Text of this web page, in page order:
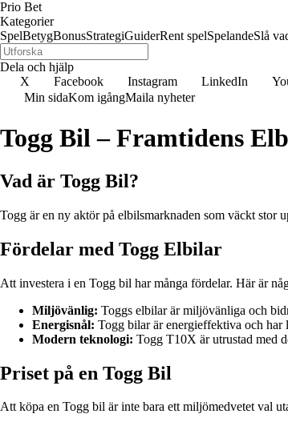
Prio Bet
Kategorier
SpelBetygBonusStrategiGuiderRent spelSpelandeSlå
Dela och hjälp
X
Facebook Instagram LinkedIn
Min sidaKom igångMaila nyheter
Togg Bil – Framtidens
Vad är Togg Bil?
Togg är en ny aktör på elbilsmarknaden som väckt stor
Fördelar med Togg Elbilar
Att investera i en Togg bil har många fördelar. Här är
Miljövänlig: Toggs elbilar är miljövänliga och
Energisnål: Togg bilar är energieffektiva och har
Modern teknologi: Togg T10X är utrustad med
Priset på en Togg Bil
Att köpa en Togg bil är inte bara ett miljömedvetet val